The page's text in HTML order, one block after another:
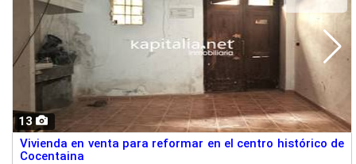
13
Vivienda en venta para reformar en el centro histórico de
Cocentaina